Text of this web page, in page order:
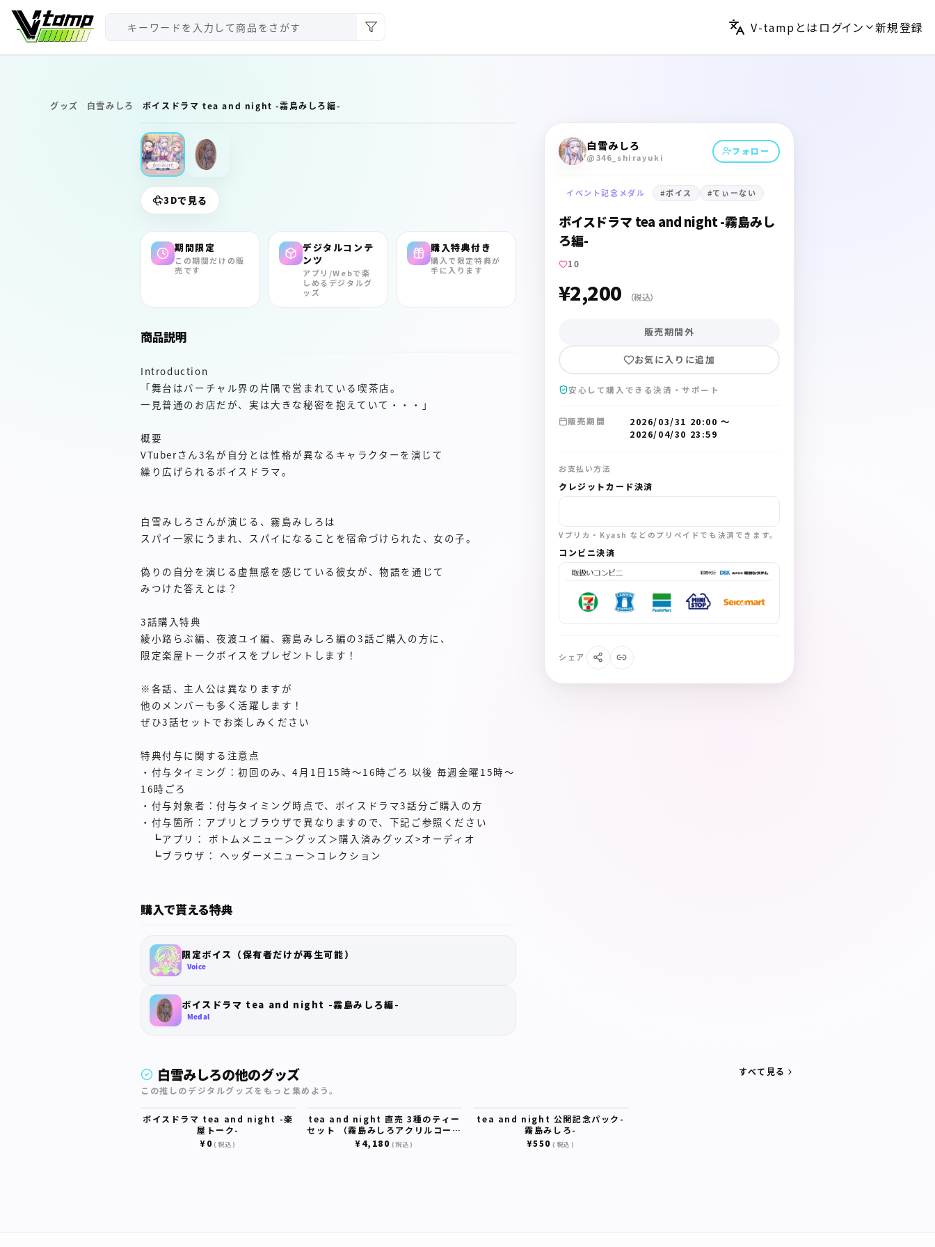
V-tamp（ブイタンプ）
V-tampとは ログイン 新規登録
グッズ 白雪みしろ ボイスドラマ tea and night -霧島みしろ編-
期間限定
3Dで見る
期間限定
この期間だけの販
売です
デジタルコンテ
ンツ
アプリ/Webで楽
しめるデジタルグ
ッズ
購入特典付き
購入で限定特典が
手に入ります
商品説明
Introduction
「舞台はバーチャル界の片隅で営まれている喫茶店。
一見普通のお店だが、実は大きな秘密を抱えていて・・・」
概要
VTuberさん3名が自分とは性格が異なるキャラクターを演じて
繰り広げられるボイスドラマ。
白雪みしろさんが演じる、霧島みしろは
スパイ一家にうまれ、スパイになることを宿命づけられた、女の子。
偽りの自分を演じる虚無感を感じている彼女が、物語を通じて
みつけた答えとは？
3話購入特典
綾小路らぶ編、夜渡ユイ編、霧島みしろ編の3話ご購入の方に、
限定楽屋トークボイスをプレゼントします！
※各話、主人公は異なりますが
他のメンバーも多く活躍します！
ぜひ3話セットでお楽しみください
特典付与に関する注意点
・付与タイミング：初回のみ、4月1日15時〜16時ごろ 以後 毎週金曜15時〜
16時ごろ
・付与対象者：付与タイミング時点で、ボイスドラマ3話分ご購入の方
・付与箇所：アプリとブラウザで異なりますので、下記ご参照ください
┗アプリ： ボトムメニュー＞グッズ＞購入済みグッズ>オーディオ
┗ブラウザ： ヘッダーメニュー＞コレクション
購入で貰える特典
限定ボイス（保有者だけが再生可能）
Voice
ボイスドラマ tea and night -霧島みしろ編-
Medal
白雪みしろ
@346_shirayuki
フォロー
イベント記念メダル #ボイス #てぃーない
ボイスドラマ tea and night -霧島みし
ろ編-
10
¥2,200 （税込）
販売期間外
お気に入りに追加
安心して購入できる決済・サポート
販売期間 2026/03/31 20:00 〜
2026/04/30 23:59
お支払い方法
クレジットカード決済
Vプリカ・Kyash などのプリペイドでも決済できます。
コンビニ決済
シェア
白雪みしろの他のグッズ
この推しのデジタルグッズをもっと集めよう。
すべて見る
ボイスドラマ tea and night -楽
屋トーク-
¥0(税込)
tea and night 直売 3種のティー
セット （霧島みしろアクリルコース
ター付き）
¥4,180 (税込)
tea and night 公開記念パック-
霧島みしろ-
¥550 (税込)